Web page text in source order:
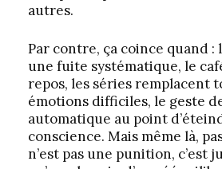
autres.
Par contre, ça coince quand
une fuite systématique, le
repos, les séries remplacent
émotions difficiles, le geste
automatique au point
conscience. Mais même là,
n’est pas une punition, c’est